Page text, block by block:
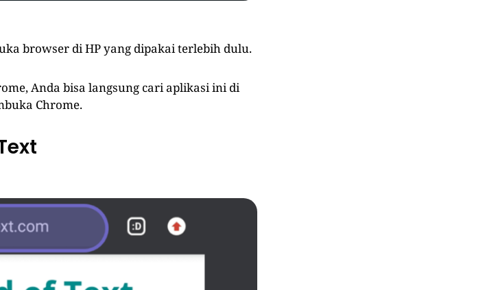
browser di HP yang dipakai terlebih dulu.
Anda bisa langsung cari aplikasi ini di
Chrome.